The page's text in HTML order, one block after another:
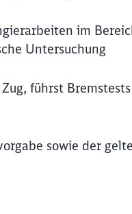
im
Untersuchung
führst
sowie der